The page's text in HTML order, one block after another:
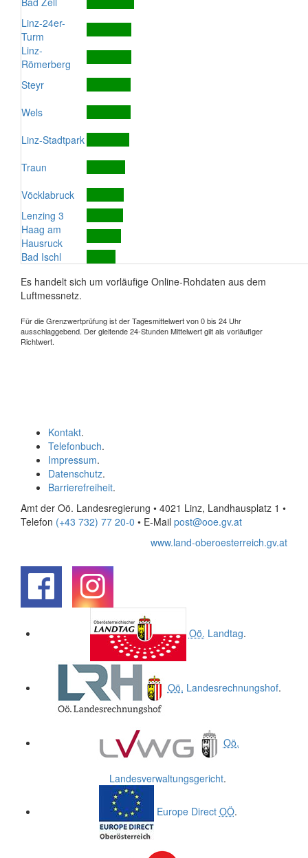
Linz-24er-
Turm
Linz-
Römerberg
Steyr
Wels
Linz-Stadtpark
Traun
Vöcklabruck
Lenzing 3
Haag am
Hausruck
Bad Ischl
Es handelt sich um vorläufige Online-Rohdaten aus dem
Luftmessnetz.
Für die Grenzwertprüfung ist der Tagesmittelwert von 0 bis 24 Uhr
ausschlaggebend. Der gleitende 24-Stunden Mittelwert gilt als vorläufiger
Richtwert.
Kontakt.
Telefonbuch.
Impressum.
Datenschutz.
Barrierefreiheit.
Amt der Oö. Landesregierung • 4021 Linz, Landhausplatz 1 •
Telefon (+43 732) 77 20-0 • E-Mail post@ooe.gv.at
www.land-oberoesterreich.gv.at
Oö. Landtag.
Oö. Landesrechnungshof.
Oö.
Landesverwaltungsgericht.
Europe Direct OÖ.